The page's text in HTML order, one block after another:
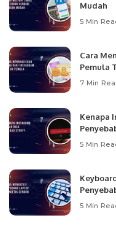
Mudah
5 Min
Cara
Pemula
7 Min
Kenapa
5 Min
5 Min